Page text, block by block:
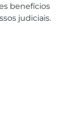
benefícios
judiciais.